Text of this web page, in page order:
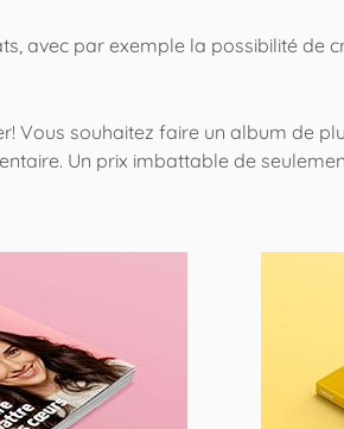
avec par exemple la possibilité de
souhaitez faire un album de
Un prix imbattable de